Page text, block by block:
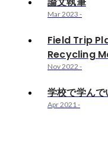
Mar 2023 -
Field Trip
Recycling
Nov 2022 -
学校で学んで
Apr 2021-